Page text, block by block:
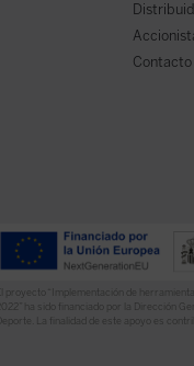
Contacto
El proyecto “Implementación de
2022” ha sido financiado por la Dirección
Deporte. La finalidad de este apoyo es